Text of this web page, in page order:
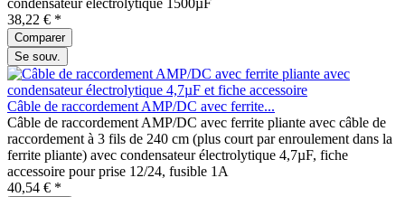
38,22 € *
Comparer
Se souv.
Câble de raccordement AMP/DC avec ferrite...
Câble de raccordement AMP/DC avec ferrite pliante avec câble de
raccordement à 3 fils de 240 cm (plus court par enroulement dans la
ferrite pliante) avec condensateur électrolytique 4,7µF, fiche
accessoire pour prise 12/24, fusible 1A
40,54 € *